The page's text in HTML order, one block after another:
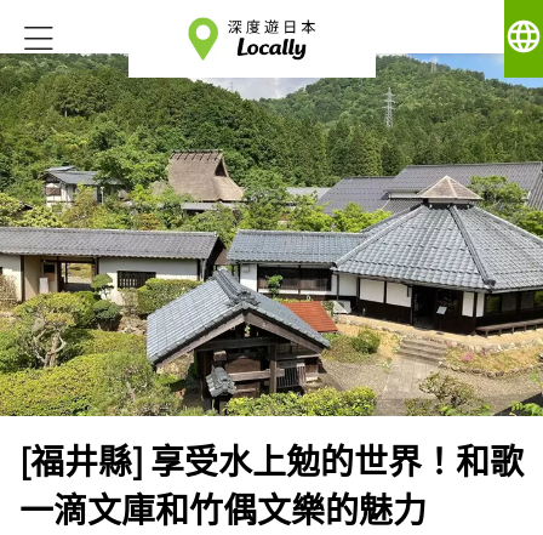
language
[福井縣] 享受水上勉的世界！和歌
一滴文庫和竹偶文樂的魅力